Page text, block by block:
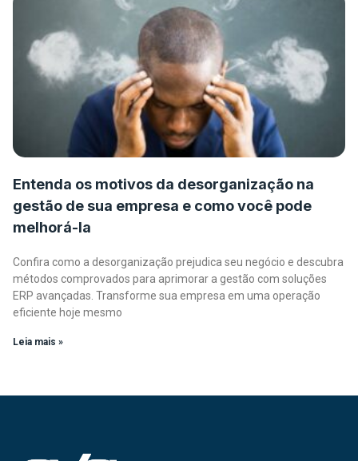
Entenda os motivos da desorganização na
gestão de sua empresa e como você pode
melhorá-la
Confira como a desorganização prejudica seu negócio e descubra
métodos comprovados para aprimorar a gestão com soluções
ERP avançadas. Transforme sua empresa em uma operação
eficiente hoje mesmo
Leia mais »